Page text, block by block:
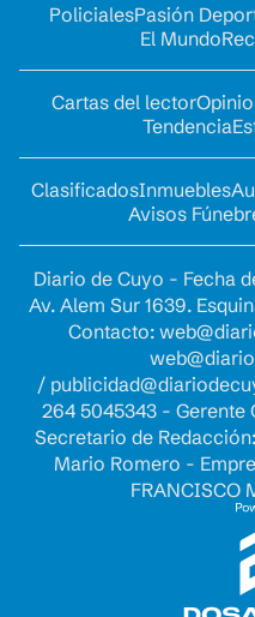
PolicialesPasión
El Mundo
Cartas del lector
Tendencia
ClasificadosInmuebles
Avisos
Diario de Cuyo - Fecha
Av. Alem Sur 1639.
Contacto:
/
264 5045343 - Gerente
Secretario de
Mario Romero -
FRANCISCO